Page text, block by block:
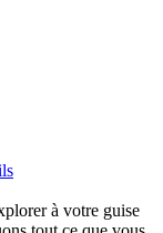
à votre guise